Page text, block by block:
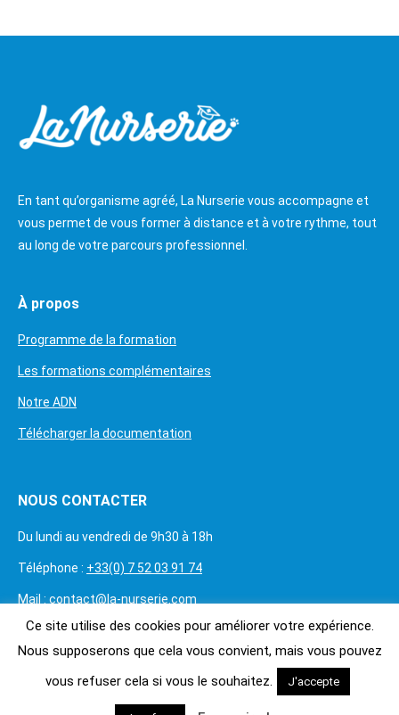
En tant qu’organisme agréé, La Nurserie vous accompagne et
vous permet de vous former à distance et à votre rythme, tout
au long de votre parcours professionnel.
À propos
Programme de la formation
Les formations complémentaires
Notre ADN
Télécharger la documentation
NOUS CONTACTER
Du lundi au vendredi de 9h30 à 18h
Téléphone : +33(0) 7 52 03 91 74
Mail : contact@la-nurserie.com
Trouvez nous sur :
Ce site utilise des cookies pour améliorer votre expérience.
Nous supposerons que cela vous convient, mais vous pouvez
vous refuser cela si vous le souhaitez.
J'accepte